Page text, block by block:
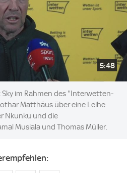
5:48
im Rahmen des ''Interwetten-
Matthäus über eine Leihe
Nkunku und die
Musiala und Thomas Müller.